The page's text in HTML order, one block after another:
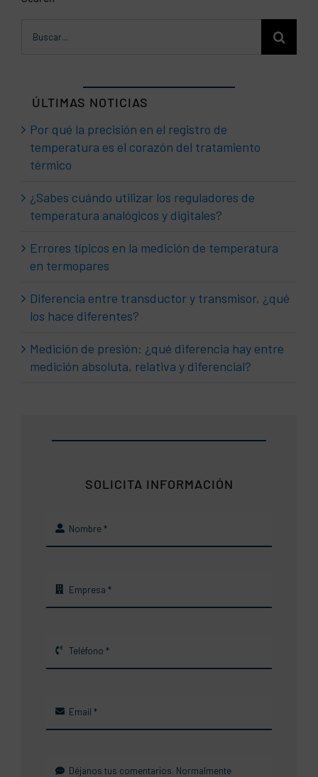
ÚLTIMAS NOTICIAS
Por qué la precisión en el registro de
temperatura es el corazón del tratamiento
térmico
¿Sabes cuándo utilizar los reguladores de
temperatura analógicos y digitales?
Errores típicos en la medición de temperatura
en termopares
Diferencia entre transductor y transmisor, ¿qué
los hace diferentes?
Medición de presión: ¿qué diferencia hay entre
medición absoluta, relativa y diferencial?
SOLICITA INFORMACIÓN